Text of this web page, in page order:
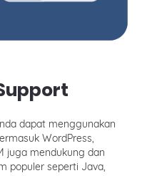
dapat menggunakan
WordPress,
juga mendukung dan
populer seperti Java,